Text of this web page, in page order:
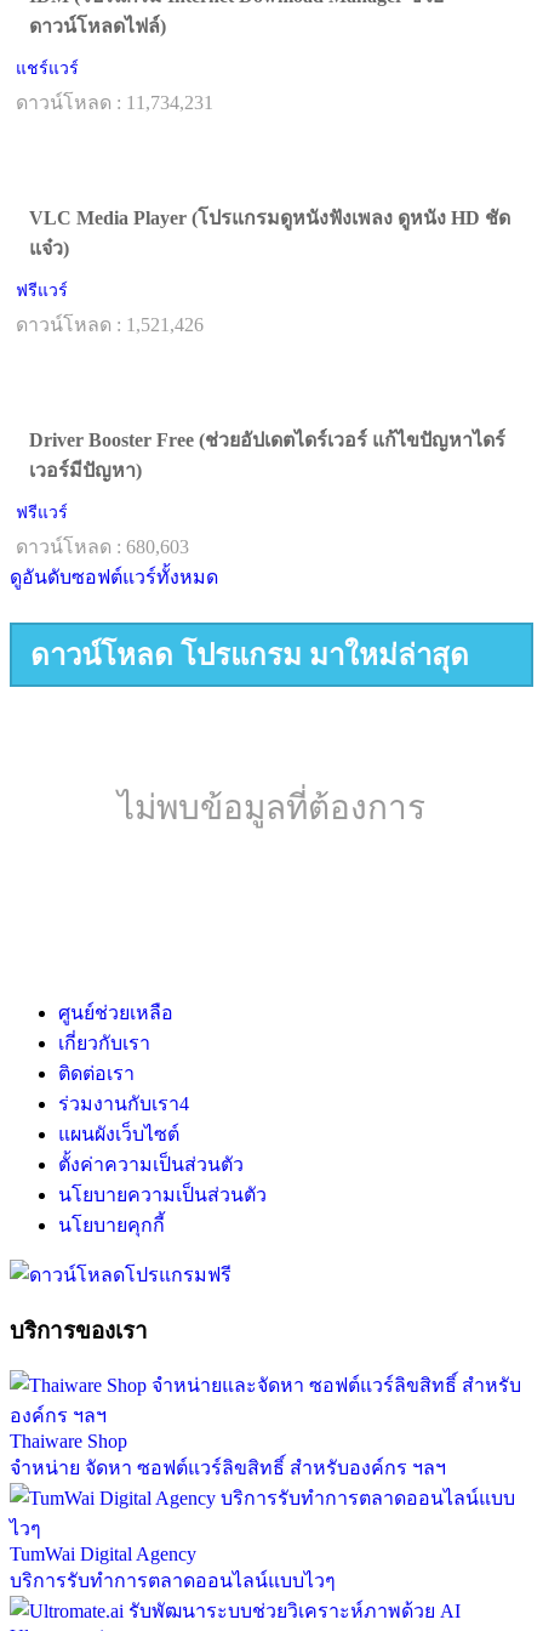
ดาวน์โหลดไฟล์)
แชร์แวร์
ดาวน์โหลด : 11,734,231
VLC Media Player (โปรแกรมดูหนังฟังเพลง ดูหนัง HD ชัด
แจ๋ว)
ฟรีแวร์
ดาวน์โหลด : 1,521,426
Driver Booster Free (ช่วยอัปเดตไดร์เวอร์ แก้ไขปัญหาไดร์
เวอร์มีปัญหา)
ฟรีแวร์
ดาวน์โหลด : 680,603
ดูอันดับซอฟต์แวร์ทั้งหมด
ดาวน์โหลด โปรแกรม มาใหม่ล่าสุด
ไม่พบข้อมูลที่ต้องการ
ศูนย์ช่วยเหลือ
เกี่ยวกับเรา
ติดต่อเรา
ร่วมงานกับเรา4
แผนผังเว็บไซต์
ตั้งค่าความเป็นส่วนตัว
นโยบายความเป็นส่วนตัว
นโยบายคุกกี้
บริการของเรา
Thaiware Shop
จำหน่าย จัดหา ซอฟต์แวร์ลิขสิทธิ์ สำหรับองค์กร ฯลฯ
TumWai Digital Agency
บริการรับทำการตลาดออนไลน์แบบไวๆ